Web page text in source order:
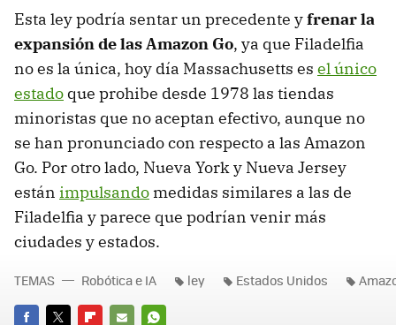
Esta ley podría sentar un precedente yfrenar la
expansión de las Amazon Go, ya que Filadelfia
no es la única, hoy día Massachusetts es el único
estado que prohibe desde 1978 las tiendas
minoristas que no aceptan efectivo, aunque no
se han pronunciado con respecto a las Amazon
Go. Por otro lado, Nueva York y Nueva Jersey
están impulsando medidas similares a las de
Filadelfia y parece que podrían venir más
ciudades y estados.
TEMAS Robótica e IA ley Estados Unidos